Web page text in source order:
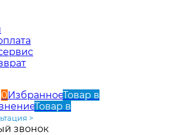
0ИзбранноеТовар в
Товар в
>
звонок